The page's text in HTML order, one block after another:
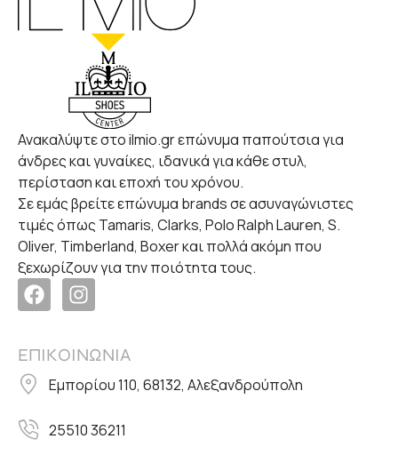
Ανακαλύψτε στο ilmio.gr επώνυμα παπούτσια για
άνδρες και γυναίκες, ιδανικά για κάθε στυλ,
περίσταση και εποχή του χρόνου.
Σε εμάς βρείτε επώνυμα brands σε ασυναγώνιστες
τιμές όπως Tamaris, Clarks, Polo Ralph Lauren, S.
Oliver, Timberland, Boxer και πολλά ακόμη που
ξεχωρίζουν για την ποιότητα τους.
ΕΠΙΚΟΙΝΩΝΙΑ
Εμπορίου 110, 68132, Αλεξανδρούπολη
25510 36211